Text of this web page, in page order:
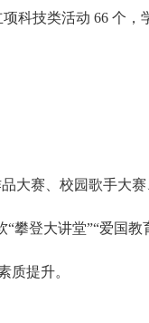
科技类活动 66 个，
大赛、校园歌手大
攀登大讲堂”“爱国
质提升。